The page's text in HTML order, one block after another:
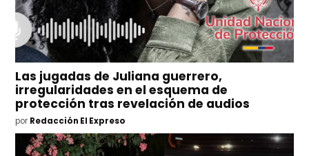
Las jugadas de Juliana guerrero,
irregularidades en el esquema de
protección tras revelación de audios
por Redacción El Expreso